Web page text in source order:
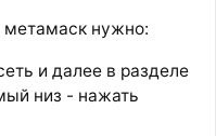
метамаск нужно:
и далее в разделе
низ - нажать